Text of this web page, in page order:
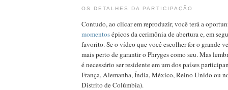
OS DETALHES DA PARTICIPAÇÃO
Contudo, ao clicar em reproduzir, você terá a
momentosépicos da cerimônia de abertura e, em
favorito. Se o vídeo que você escolher for o grande
mais perto de garantir o Phryges como seu. Mas
é necessário ser residente em um dos países
França, Alemanha, Índia, México, Reino Unido ou
Distrito de Colúmbia).